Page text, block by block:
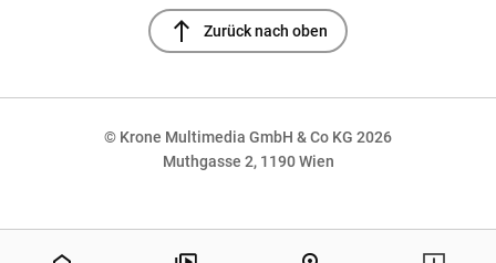
north Zurück nach oben
© Krone Multimedia GmbH & Co KG 2026
Muthgasse 2, 1190 Wien
NaN%